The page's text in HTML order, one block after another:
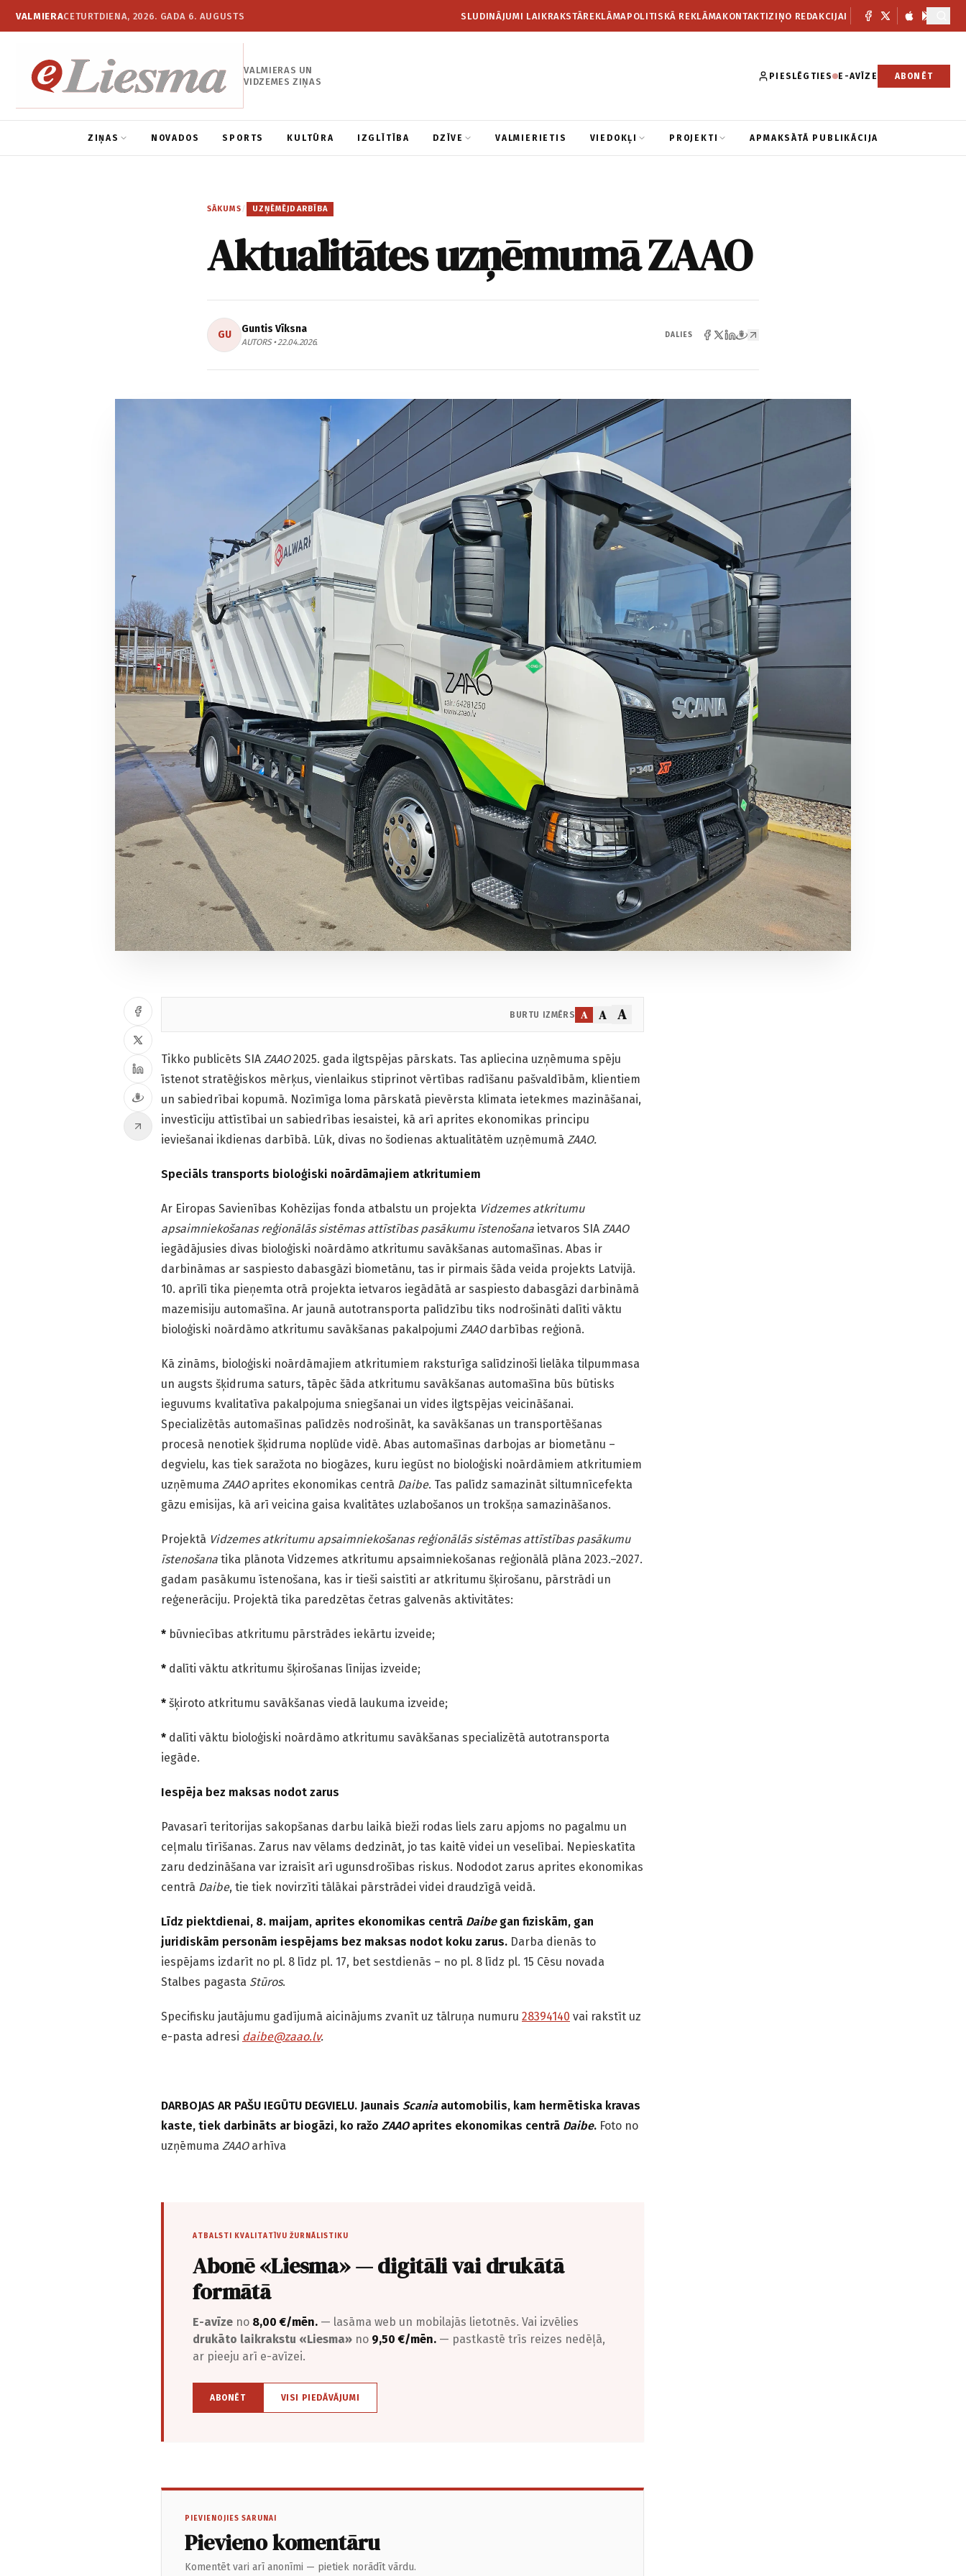
VALMIERACETURTDIENA, 2026. GADA 6. AUGUSTS SLUDINĀJUMI LAIKRAKSTĀREKLĀMAPOLITISKĀ REKLĀMAKONTAKTIZIŅO REDAKCIJAI
VALMIERAS UN
VIDZEMES ZIŅAS
PIESLĒGTIES E-AVĪZE ABONĒT
ZIŅAS NOVADOS SPORTS KULTŪRA IZGLĪTĪBA DZĪVE VALMIERIETIS VIEDOKĻI PROJEKTI APMAKSĀTĀ PUBLIKĀCIJA
SĀKUMS / UZŅĒMĒJDARBĪBA
Aktualitātes uzņēmumā ZAAO
GU Guntis Vīksna
AUTORS • 22.04.2026.
DALIES
BURTU IZMĒRS A A A
Tikko publicēts SIA ZAAO2025. gada ilgtspējas pārskats. Tas apliecina uzņēmuma spēju
īstenot stratēģiskos mērķus, vienlaikus stiprinot vērtības radīšanu pašvaldībām, klientiem
un sabiedrībai kopumā. Nozīmīga loma pārskatā pievērsta klimata ietekmes mazināšanai,
investīciju attīstībai un sabiedrības iesaistei, kā arī aprites ekonomikas principu
ieviešanai ikdienas darbībā. Lūk, divas no šodienas aktualitātēm uzņēmumā ZAAO.
Speciāls transports bioloģiski noārdāmajiem atkritumiem
Ar Eiropas Savienības Kohēzijas fonda atbalstu un projekta Vidzemes atkritumu
apsaimniekošanas reģionālās sistēmas attīstības pasākumu īstenošana ietvaros SIA ZAAO
iegādājusies divas bioloģiski noārdāmo atkritumu savākšanas automašīnas. Abas ir
darbināmas ar saspiesto dabasgāzi biometānu, tas ir pirmais šāda veida projekts Latvijā.
10. aprīlī tika pieņemta otrā projekta ietvaros iegādātā ar saspiesto dabasgāzi darbināmā
mazemisiju automašīna. Ar jaunā autotransporta palīdzību tiks nodrošināti dalīti vāktu
bioloģiski noārdāmo atkritumu savākšanas pakalpojumi ZAAOdarbības reģionā.
Kā zināms, bioloģiski noārdāmajiem atkritumiem raksturīga salīdzinoši lielāka tilpummasa
un augsts šķidruma saturs, tāpēc šāda atkritumu savākšanas automašīna būs būtisks
ieguvums kvalitatīva pakalpojuma sniegšanai un vides ilgtspējas veicināšanai.
Specializētās automašīnas palīdzēs nodrošināt, ka savākšanas un transportēšanas
procesā nenotiek šķidruma noplūde vidē. Abas automašīnas darbojas ar biometānu –
degvielu, kas tiek saražota no biogāzes, kuru iegūst no bioloģiski noārdāmiem atkritumiem
uzņēmuma ZAAOaprites ekonomikas centrā Daibe. Tas palīdz samazināt siltumnīcefekta
gāzu emisijas, kā arī veicina gaisa kvalitātes uzlabošanos un trokšņa samazināšanos.
Projektā Vidzemes atkritumu apsaimniekošanas reģionālās sistēmas attīstības pasākumu
īstenošana tika plānota Vidzemes atkritumu apsaimniekošanas reģionālā plāna 2023.–2027.
gadam pasākumu īstenošana, kas ir tieši saistīti ar atkritumu šķirošanu, pārstrādi un
reģenerāciju. Projektā tika paredzētas četras galvenās aktivitātes:
* būvniecības atkritumu pārstrādes iekārtu izveide;
* dalīti vāktu atkritumu šķirošanas līnijas izveide;
* šķiroto atkritumu savākšanas viedā laukuma izveide;
* dalīti vāktu bioloģiski noārdāmo atkritumu savākšanas specializētā autotransporta
iegāde.
Iespēja bez maksas nodot zarus
Pavasarī teritorijas sakopšanas darbu laikā bieži rodas liels zaru apjoms no pagalmu un
ceļmalu tīrīšanas. Zarus nav vēlams dedzināt, jo tas kaitē videi un veselībai. Nepieskatīta
zaru dedzināšana var izraisīt arī ugunsdrošības riskus. Nododot zarus aprites ekonomikas
centrā Daibe, tie tiek novirzīti tālākai pārstrādei videi draudzīgā veidā.
Līdz piektdienai, 8. maijam, aprites ekonomikas centrā Daibegan fiziskām, gan
juridiskām personām iespējams bez maksas nodot koku zarus. Darba dienās to
iespējams izdarīt no pl. 8 līdz pl. 17, bet sestdienās – no pl. 8 līdz pl. 15 Cēsu novada
Stalbes pagasta Stūros.
Specifisku jautājumu gadījumā aicinājums zvanīt uz tālruņa numuru 28394140 vai rakstīt uz
e-pasta adresi daibe@zaao.lv.
DARBOJAS AR PAŠU IEGŪTU DEGVIELU. Jaunais Scaniaautomobilis, kam hermētiska kravas
kaste, tiek darbināts ar biogāzi, ko ražo ZAAOaprites ekonomikas centrā Daibe. Foto no
uzņēmuma ZAAOarhīva
ATBALSTI KVALITATĪVU ŽURNĀLISTIKU
Abonē «Liesma» — digitāli vai drukātā
formātā
E-avīze no 8,00 €/mēn. — lasāma web un mobilajās lietotnēs. Vai izvēlies
drukāto laikrakstu «Liesma» no 9,50 €/mēn. — pastkastē trīs reizes nedēļā,
ar pieeju arī e-avīzei.
ABONĒT VISI PIEDĀVĀJUMI
PIEVIENOJIES SARUNAI
Pievieno komentāru
Komentēt vari arī anonīmi — pietiek norādīt vārdu.